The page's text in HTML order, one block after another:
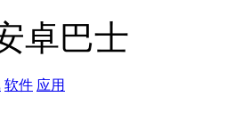
卓巴士
软件 应用